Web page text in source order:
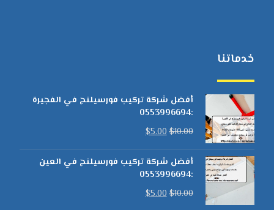
خدماتنا
أفضل شركة تركيب فورسيلنج في الفجيرة
:0553996694
$10.00
$5.00
أفضل شركة تركيب فورسيلنج في العين
:0553996694
$10.00
$5.00